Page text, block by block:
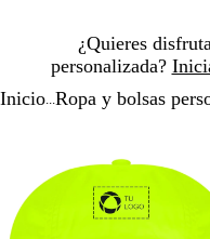
¿Quieres
personalizada?
1
Inicio Ropa y bolsas
mínimo
para
expandir
teclas
de
más